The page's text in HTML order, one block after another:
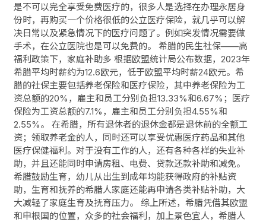
是不可以完全享受免费医疗的，很多人是选择在办理永居身
份时，再购买一个价格很低的公立医疗保险，就几乎可以解
决日常以及紧急情况下的医疗问题了。例如突发情况需要做
手术，在公立医院也是可以免费的。 希腊的民生社保——高
福利政策下，家庭补助多 根据欧盟统计局公布数据，2023年
希腊平均时薪约为12.6欧元，低于欧盟平均时薪24欧元。希
腊的社保主要包括养老保险和医疗保险，其中养老保险为工
资总额的20%，雇主和员工分别负担13.33%和6.67%；医疗
保险为工资总额的7.1%，雇主和员工分别负担4.55%和
2.55%。 在希腊，所有退休者的退休金都是退休前的全额工
资；领取养老金的人，同时还可以享受优惠医疗药品和其他
医疗保健福利。对于没有工作的人，还有各种各样的失业补
助，并且还能同时申请房租、电费、贷款还款补助和减免。
希腊鼓励生育，幼儿从出生到成年均能获得政府的补贴资
助，生育和抚养的希腊人家庭还能再申请各类补贴补助，大
大减轻了家庭生育及抚育压力。 综上所述，希腊凭借其欧盟
和申根国的位置，众多的社会福利，加上景色宜人，希腊人